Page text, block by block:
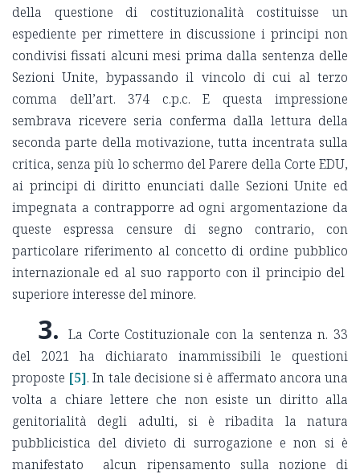
della questione di costituzionalità costituisse un
espediente per rimettere in discussione i principi non
condivisi fissati alcuni mesi prima dalla sentenza delle
Sezioni Unite, bypassando il vincolo di cui al terzo
comma dell’art. 374 c.p.c. E questa impressione
sembrava ricevere seria conferma dalla lettura della
seconda parte della motivazione, tutta incentrata sulla
critica, senza più lo schermo del Parere della Corte EDU,
ai principi di diritto enunciati dalle Sezioni Unite ed
impegnata a contrapporre ad ogni argomentazione da
queste espressa censure di segno contrario, con
particolare riferimento al concetto di ordine pubblico
internazionale ed al suo rapporto con il principio del
superiore interesse del minore.
3. La Corte Costituzionale con la sentenza n. 33
del 2021 ha dichiarato inammissibili le questioni
proposte [5]. In tale decisione si è affermato ancora una
volta a chiare lettere che non esiste un diritto alla
genitorialità degli adulti, si è ribadita la natura
pubblicistica del divieto di surrogazione e non si è
manifestato alcun ripensamento sulla nozione di